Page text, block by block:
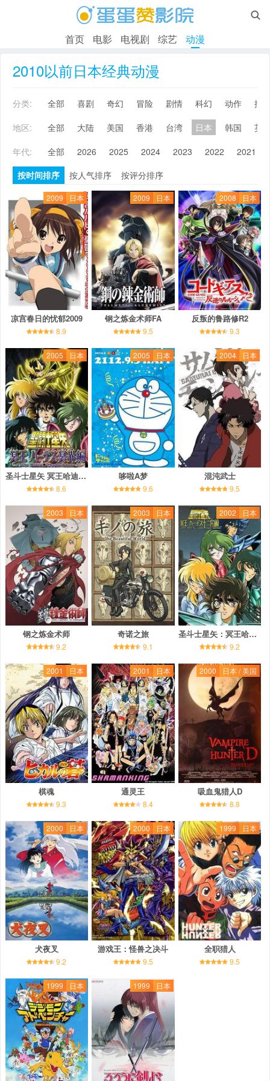

首页 电影 电视剧 综艺 动漫
2010以前日本经典动漫
分类: 全部 喜剧 奇幻 冒险 剧情 科幻 动作
搞
地区:
全部 大陆 美国 香港 台湾 日本 韩国
英
年代:
全部 2026 2025 2024 2023 2022 2021
按时间排序
按人气排序 按评分排序
2009 日本
凉宫春日的忧郁2009
8.9
2009 日本
钢之炼金术师FA
9.5
2008 日本
反叛的鲁路修R2
9.3
2005 日本
圣斗士星矢 冥王哈迪斯冥界篇 前章
8.6
2005 日本
哆啦A梦
9.6
2004 日本
混沌武士
9.5
2003 日本
钢之炼金术师
9.2
2003 日本
奇诺之旅
9.1
2002 日本
圣斗士星矢：冥王哈迪斯十二宫篇
9.2
2001 日本
棋魂
9.3
2001 日本
通灵王
8.4
2000 日本 / 美国
吸血鬼猎人D
8.8
2000 日本
犬夜叉
9.2
2000 日本
游戏王：怪兽之决斗
9.5
1999 日本
全职猎人
9.5
1999 日本 1999 日本